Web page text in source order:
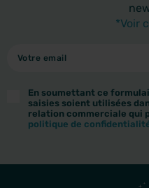
*Voir
En soumettant ce
saisies soient utilisées
relation commerciale qui
politique de